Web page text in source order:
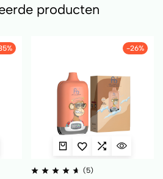
producten
-26%
(5)